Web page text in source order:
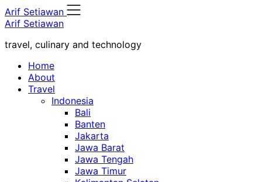
Skip
to
Arif Setiawan
Arif Setiawan
travel, culinary and technology
Home
About
Travel
Indonesia
Bali
Banten
Jakarta
Jawa Barat
Jawa Tengah
Jawa Timur